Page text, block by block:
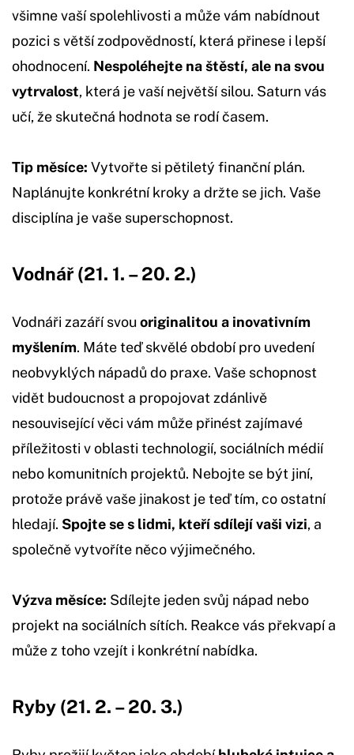
všimne vaší spolehlivosti a může vám nabídnout
pozici s větší zodpovědností, která přinese i lepší
ohodnocení. Nespoléhejte na štěstí, ale na svou
vytrvalost, která je vaší největší silou. Saturn vás
učí, že skutečná hodnota se rodí časem.
Tip měsíce: Vytvořte si pětiletý finanční plán.
Naplánujte konkrétní kroky a držte se jich. Vaše
disciplína je vaše superschopnost.
Vodnář (21. 1. – 20. 2.)
Vodnáři zazáří svou originalitou a inovativním
myšlením. Máte teď skvělé období pro uvedení
neobvyklých nápadů do praxe. Vaše schopnost
vidět budoucnost a propojovat zdánlivě
nesouvisející věci vám může přinést zajímavé
příležitosti v oblasti technologií, sociálních médií
nebo komunitních projektů. Nebojte se být jiní,
protože právě vaše jinakost je teď tím, co ostatní
hledají. Spojte se s lidmi, kteří sdílejí vaši vizi, a
společně vytvoříte něco výjimečného.
Výzva měsíce: Sdílejte jeden svůj nápad nebo
projekt na sociálních sítích. Reakce vás překvapí a
může z toho vzejít i konkrétní nabídka.
Ryby (21. 2. – 20. 3.)